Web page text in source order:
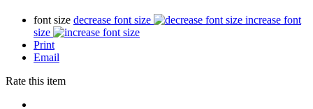
font size decrease font size
increase font
size
Print
Email
Rate this item